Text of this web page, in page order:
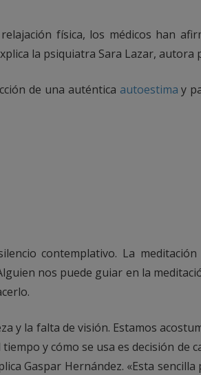
física, los médicos han
la psiquiatra Sara Lazar, autora
de una auténtica autoestima y
contemplativo. La meditación
nos puede guiar en la
y la falta de visión. Estamos
y cómo se usa es decisión de
Gaspar Hernández. «Esta sencilla